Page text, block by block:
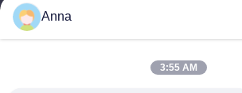
wfmbeide@163.com
Anna
3:55 AM